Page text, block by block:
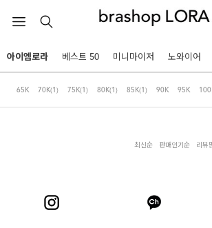
HOT KEYWORDS
아이엠로라
르미스떼르
아이엠로라
아이엠로라 베스트 50 미니마이저 노와이어
65K 70K(1) 75K(1) 80K(1) 85K(1) 90K 95K
최신순 판매인기순 리뷰